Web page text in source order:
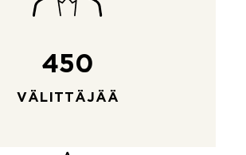
450
VÄLITTÄJÄÄ